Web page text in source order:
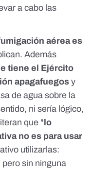
a cabo las
aérea es
Además
tiene el Ejército
apagafuegos y
de agua sobre la
ni sería lógico,
que " lo
no es para usar
utilizarlas:
sin ninguna